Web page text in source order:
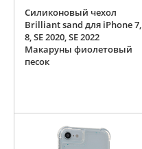
Силиконовый чехол
Brilliant sand для iPhone 7,
8, SE 2020, SE 2022
Макаруны фиолетовый
песок